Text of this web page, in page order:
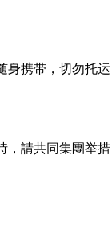
携带，切勿托
請共同集團举